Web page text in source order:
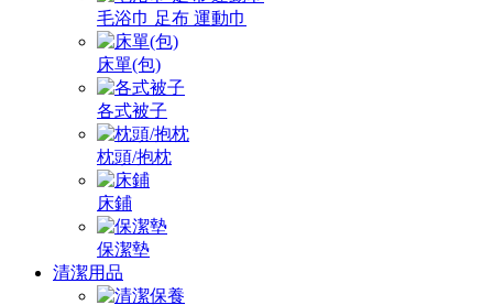
毛浴巾 足布 運動巾
床單(包)
各式被子
枕頭/抱枕
床鋪
保潔墊
清潔用品